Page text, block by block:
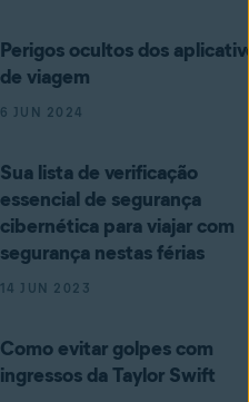
Perigos ocultos dos
de viagem
6 JUN 2024
Sua lista de verificação
essencial de segurança
cibernética para viajar com
segurança nestas férias
14 JUN 2023
Como evitar golpes com
ingressos da Taylor Swift